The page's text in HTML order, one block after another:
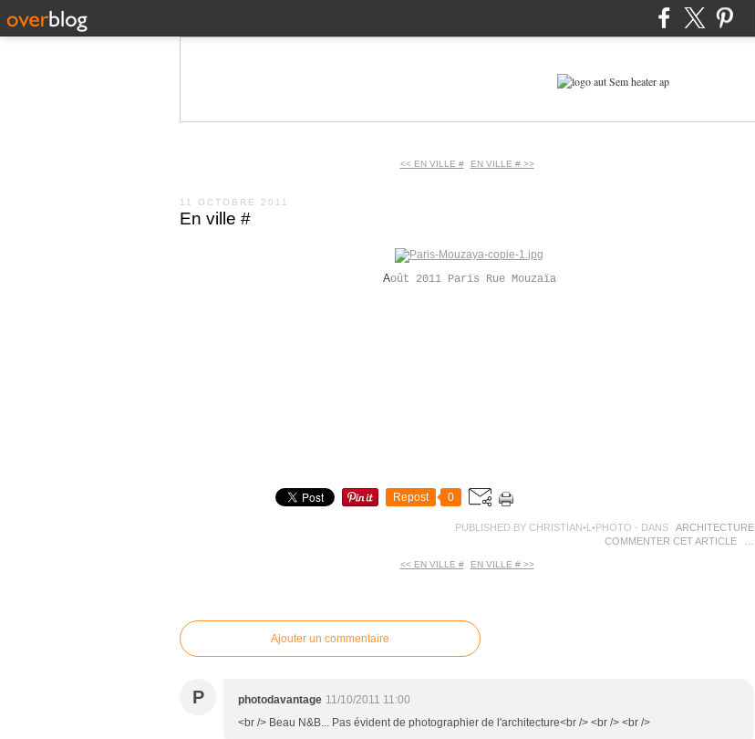
<< EN VILLE # EN VILLE # >>
11 OCTOBRE 2011
En ville #
Août 2011 Paris Rue Mouzaïa
Repost 0
PUBLISHED BY CHRISTIAN•L•PHOTO - DANS
ARCHITECTURE
COMMENTER CET ARTICLE
<< EN VILLE # EN VILLE # >>
Ajouter un commentaire
P photodavantage 11/10/2011 11:00
<br /> Beau N&B... Pas évident de photographier de l'architecture<br /> <br /> <br />